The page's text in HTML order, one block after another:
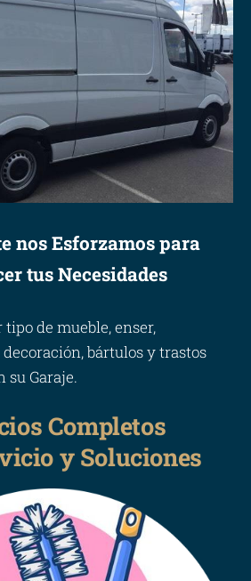
nos Esforzamos para
tus Necesidades
de mueble, enser,
bártulos y trastos
su Garaje.
Completos
y Soluciones